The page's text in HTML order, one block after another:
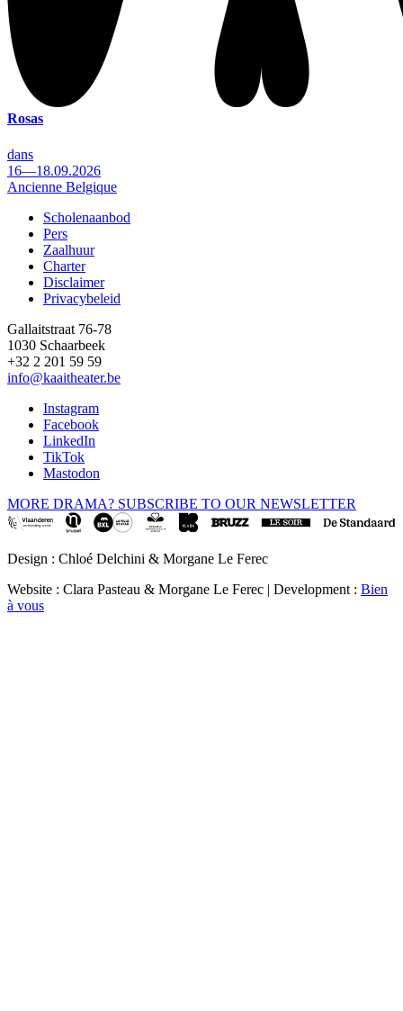
Rosas
dans
16—18.09.2026
Ancienne Belgique
Footer
Scholenaanbod
Pers
Zaalhuur
Charter
Disclaimer
Privacybeleid
Gallaitstraat 76-78
1030 Schaarbeek
+32 2 201 59 59
info@kaaitheater.be
Instagram
Facebook
LinkedIn
TikTok
Mastodon
MORE DRAMA? SUBSCRIBE TO OUR NEWSLETTER
Design : Chloé Delchini & Morgane Le Ferec
Website : Clara Pasteau & Morgane Le Ferec | Development : Bien
à vous